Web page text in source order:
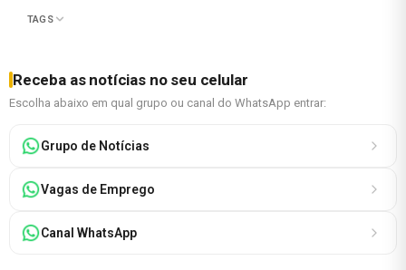
TAGS
Receba as notícias no seu celular
Escolha abaixo em qual grupo ou canal do WhatsApp entrar:
Grupo de Notícias
Vagas de Emprego
Canal WhatsApp